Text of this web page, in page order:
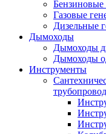
Бензиновые
Газовые
Дизельные
Дымоходы
Дымоходы
Дымоходы
Инструменты